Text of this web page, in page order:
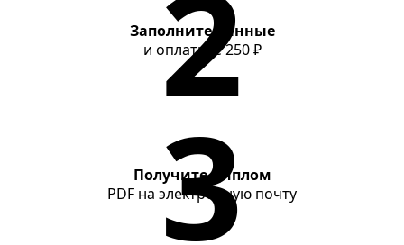
Заполните данные
и оплатите250 ₽
Получите диплом
PDF на электронную почту